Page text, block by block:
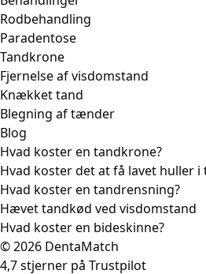
Rodbehandling
Paradentose
Tandkrone
Fjernelse af visdomstand
Knækket tand
Blegning af tænder
Blog
Hvad koster en tandkrone?
Hvad koster det at få lavet huller
Hvad koster en tandrensning?
Hævet tandkød ved visdomstand
Hvad koster en bideskinne?
© 2026 DentaMatch
4,7 stjerner på Trustpilot